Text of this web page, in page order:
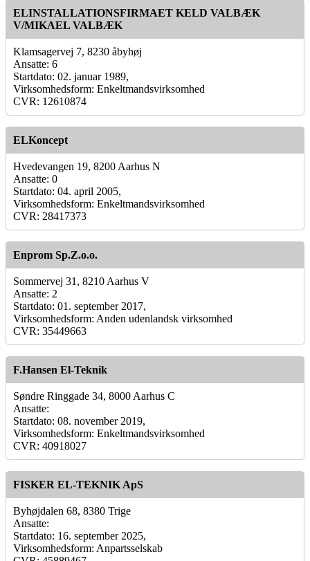
ELINSTALLATIONSFIRMAET KELD VALBÆK
V/MIKAEL VALBÆK
Klamsagervej 7, 8230 åbyhøj
Ansatte: 6
Startdato: 02. januar 1989,
Virksomhedsform: Enkeltmandsvirksomhed
CVR: 12610874
ELKoncept
Hvedevangen 19, 8200 Aarhus N
Ansatte: 0
Startdato: 04. april 2005,
Virksomhedsform: Enkeltmandsvirksomhed
CVR: 28417373
Enprom Sp.Z.o.o.
Sommervej 31, 8210 Aarhus V
Ansatte: 2
Startdato: 01. september 2017,
Virksomhedsform: Anden udenlandsk virksomhed
CVR: 35449663
F.Hansen El-Teknik
Søndre Ringgade 34, 8000 Aarhus C
Ansatte:
Startdato: 08. november 2019,
Virksomhedsform: Enkeltmandsvirksomhed
CVR: 40918027
FISKER EL-TEKNIK ApS
Byhøjdalen 68, 8380 Trige
Ansatte:
Startdato: 16. september 2025,
Virksomhedsform: Anpartsselskab